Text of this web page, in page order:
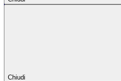
Chiudi